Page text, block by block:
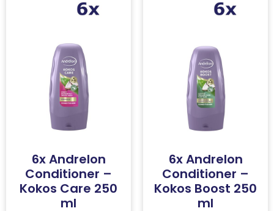
6x Andrelon
Conditioner –
Kokos Care 250
ml
6x Andrelon
Conditioner –
Kokos Boost 250
ml